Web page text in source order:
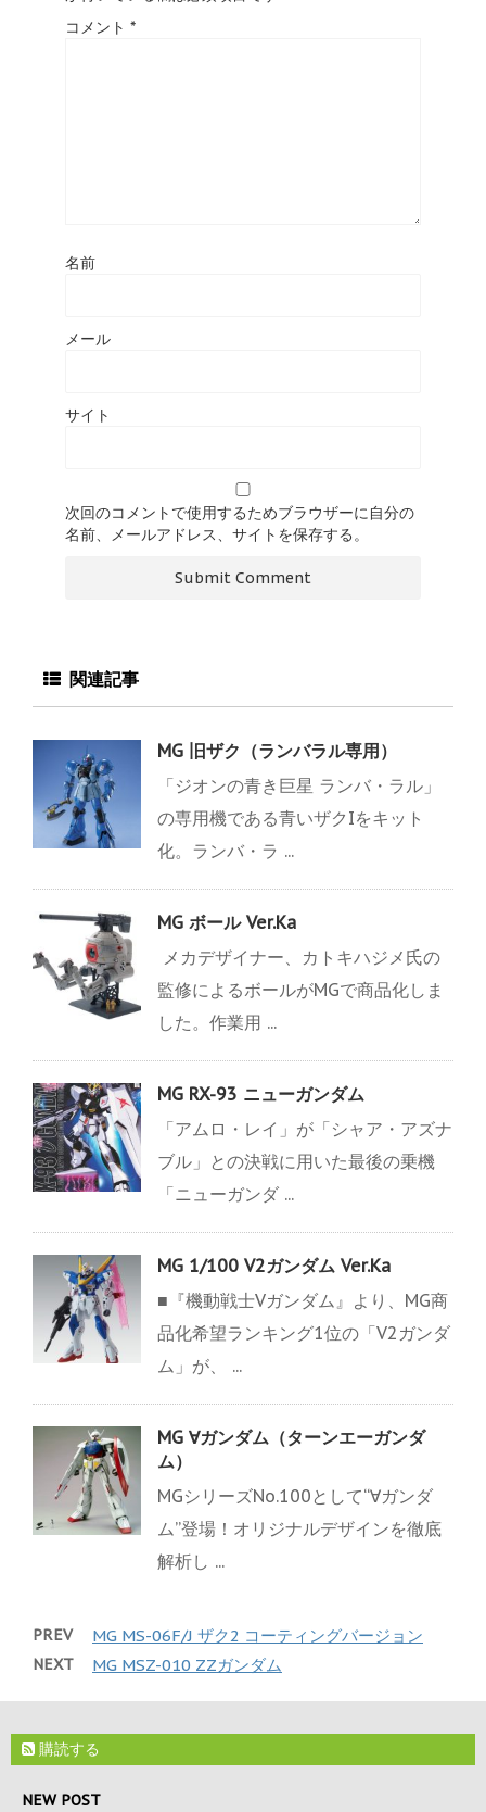
コメント *
名前
メール
サイト
次回のコメントで使用するためブラウザーに自分の
名前、メールアドレス、サイトを保存する。
関連記事
MG 旧ザク（ランバラル専用）
「ジオンの青き巨星 ランバ・ラル」
の専用機である青いザクIをキット
化。ランバ・ラ ...
MG ボール Ver.Ka
メカデザイナー、カトキハジメ氏の
監修によるボールがMGで商品化しま
した。作業用 ...
MG RX-93 ニューガンダム
「アムロ・レイ」が「シャア・アズナ
ブル」との決戦に用いた最後の乗機
「ニューガンダ ...
MG 1/100 V2ガンダム Ver.Ka
■『機動戦士Vガンダム』より、MG商
品化希望ランキング1位の「V2ガンダ
ム」が、 ...
MG ∀ガンダム（ターンエーガンダ
ム）
MGシリーズNo.100として“∀ガンダ
ム”登場！オリジナルデザインを徹底
解析し ...
PREV MG MS-06F/J ザク2 コーティングバージョン
NEXT MG MSZ-010 ZZガンダム
購読する
NEW POST